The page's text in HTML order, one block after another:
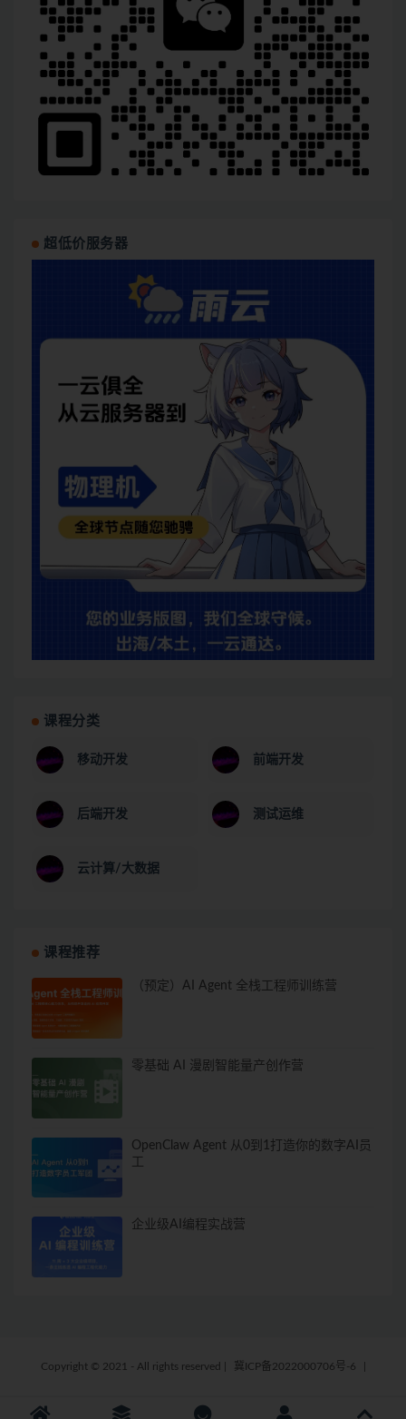
超低价服务器
课程分类
移动开发 前端开发
后端开发 测试运维
云计算/大数据
课程推荐
（预定）AI Agent 全栈工程师训练营
零基础 AI 漫剧智能量产创作营
OpenClaw Agent 从0到1打造你的数字AI员
工
企业级AI编程实战营
Copyright © 2021 - All rights reserved 冀ICP备2022000706号-6